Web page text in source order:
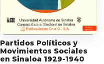
Partidos Políticos y
Movimientos Sociales
en Sinaloa 1929-1940